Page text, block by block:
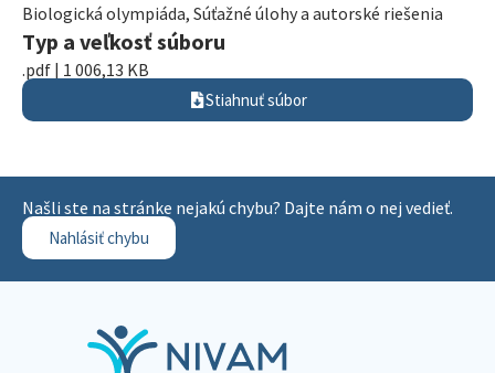
Biologická olympiáda, Súťažné úlohy a autorské riešenia
Typ a veľkosť súboru
.pdf | 1 006,13 KB
Stiahnuť súbor
Našli ste na stránke nejakú chybu? Dajte nám o nej vedieť.
Nahlásiť chybu